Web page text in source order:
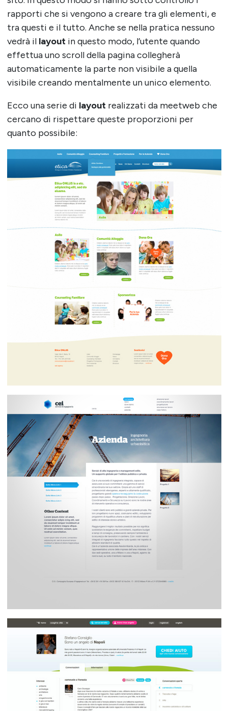
rapporti che si vengono a creare tra gli elementi, e
tra questi e il tutto. Anche se nella pratica nessuno
vedrà il layoutin questo modo, l’utente quando
effettua uno scroll della pagina collegherà
automaticamente la parte non visibile a quella
visibile creando mentalmente un unico elemento.
Ecco una serie di layoutrealizzati da meetweb che
cercano di rispettare queste proporzioni per
quanto possibile: